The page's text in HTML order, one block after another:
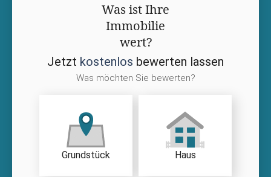
Was ist Ihre
Immobilie
wert?
Jetzt kostenlos bewerten lassen
Was möchten Sie bewerten?
Grundstück Haus